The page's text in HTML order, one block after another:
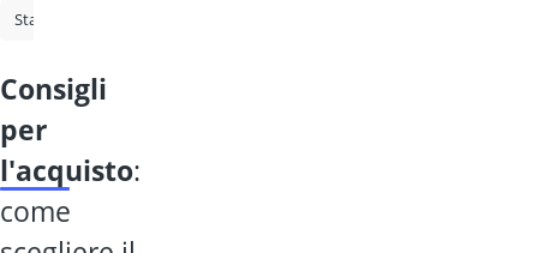
Stampante
consigli
per
l'acquisto:
come